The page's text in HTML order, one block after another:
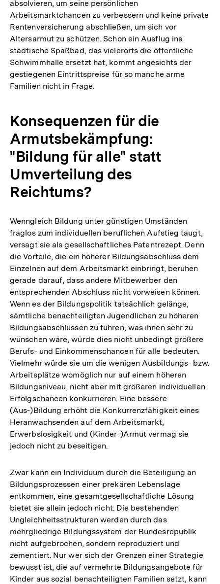
absolvieren, um seine persönlichen
Arbeitsmarktchancen zu verbessern und keine private
Rentenversicherung abschließen, um sich vor
Altersarmut zu schützen. Schon ein Ausflug ins
städtische Spaßbad, das vielerorts die öffentliche
Schwimmhalle ersetzt hat, kommt angesichts der
gestiegenen Eintrittspreise für so manche arme
Familien nicht in Frage.
Konsequenzen für die
Armutsbekämpfung:
"Bildung für alle" statt
Umverteilung des
Reichtums?
Wenngleich Bildung unter günstigen Umständen
fraglos zum individuellen beruflichen Aufstieg taugt,
versagt sie als gesellschaftliches Patentrezept. Denn
die Vorteile, die ein höherer Bildungsabschluss dem
Einzelnen auf dem Arbeitsmarkt einbringt, beruhen
gerade darauf, dass andere Mitbewerber den
entsprechenden Abschluss nicht vorweisen können.
Wenn es der Bildungspolitik tatsächlich gelänge,
sämtliche benachteiligten Jugendlichen zu höheren
Bildungsabschlüssen zu führen, was ihnen sehr zu
wünschen wäre, würde dies nicht unbedingt größere
Berufs- und Einkommenschancen für alle bedeuten.
Vielmehr würde sie um die wenigen Ausbildungs- bzw.
Arbeitsplätze womöglich nur auf einem höheren
Bildungsniveau, nicht aber mit größeren individuellen
Erfolgschancen konkurrieren. Eine bessere
(Aus-)Bildung erhöht die Konkurrenzfähigkeit eines
Heranwachsenden auf dem Arbeitsmarkt,
Erwerbslosigkeit und (Kinder-)Armut vermag sie
jedoch nicht zu beseitigen.
Zwar kann ein Individuum durch die Beteiligung an
Bildungsprozessen einer prekären Lebenslage
entkommen, eine gesamtgesellschaftliche Lösung
bietet sie allein jedoch nicht. Die bestehenden
Ungleichheitsstrukturen werden durch das
mehrgliedrige Bildungssystem der Bundesrepublik
nicht aufgebrochen, sondern reproduziert und
zementiert. Nur wer sich der Grenzen einer Strategie
bewusst ist, die auf vermehrte Bildungsangebote für
Kinder aus sozial benachteiligten Familien setzt, kann